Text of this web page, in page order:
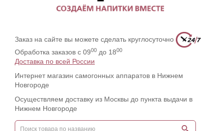
Заказ на сайте вы можете сделать круглосуточно
Обработка заказов с 0900 до 1800
Доставка по всей России
Интернет магазин самогонных аппаратов в Нижнем
Новгороде
Осуществляем доставку из Москвы до пункта выдачи в
Нижнем Новгороде